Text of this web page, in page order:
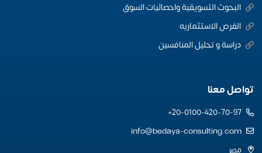
البحوث التسويقية واحصائيات السوق
الفرص الاستثماريه
دراسة و تحليل المنافسين
تواصل معنا
20-0100-420-70-97+
info@bedaya-consulting.com
مصر